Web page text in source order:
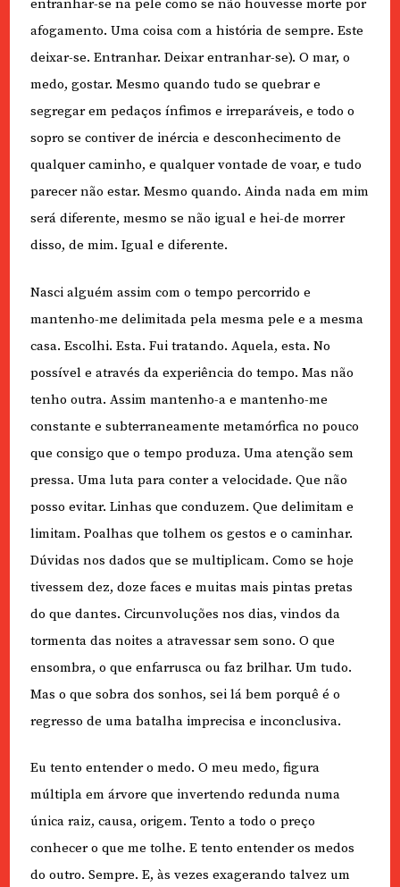
entranhar-se na pele como se não houvesse morte por
afogamento. Uma coisa com a história de sempre. Este
deixar-se. Entranhar. Deixar entranhar-se). O mar, o
medo, gostar. Mesmo quando tudo se quebrar e
segregar em pedaços ínfimos e irreparáveis, e todo o
sopro se contiver de inércia e desconhecimento de
qualquer caminho, e qualquer vontade de voar, e tudo
parecer não estar. Mesmo quando. Ainda nada em mim
será diferente, mesmo se não igual e hei-de morrer
disso, de mim. Igual e diferente.
Nasci alguém assim com o tempo percorrido e
mantenho-me delimitada pela mesma pele e a mesma
casa. Escolhi. Esta. Fui tratando. Aquela, esta. No
possível e através da experiência do tempo. Mas não
tenho outra. Assim mantenho-a e mantenho-me
constante e subterraneamente metamórfica no pouco
que consigo que o tempo produza. Uma atenção sem
pressa. Uma luta para conter a velocidade. Que não
posso evitar. Linhas que conduzem. Que delimitam e
limitam. Poalhas que tolhem os gestos e o caminhar.
Dúvidas nos dados que se multiplicam. Como se hoje
tivessem dez, doze faces e muitas mais pintas pretas
do que dantes. Circunvoluções nos dias, vindos da
tormenta das noites a atravessar sem sono. O que
ensombra, o que enfarrusca ou faz brilhar. Um tudo.
Mas o que sobra dos sonhos, sei lá bem porquê é o
regresso de uma batalha imprecisa e inconclusiva.
Eu tento entender o medo. O meu medo, figura
múltipla em árvore que invertendo redunda numa
única raiz, causa, origem. Tento a todo o preço
conhecer o que me tolhe. E tento entender os medos
do outro. Sempre. E, às vezes exagerando talvez um